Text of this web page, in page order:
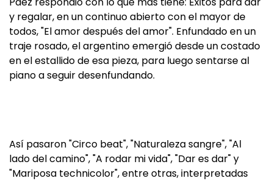
y regalar, en un continuo abierto con el mayor de
todos, "El amor después del amor". Enfundado en un
traje rosado, el argentino emergió desde un costado
en el estallido de esa pieza, para luego sentarse al
piano a seguir desenfundando.
Así pasaron "Circo beat", "Naturaleza sangre", "Al
lado del camino", "A rodar mi vida", "Dar es dar" y
"Mariposa technicolor", entre otras, interpretadas